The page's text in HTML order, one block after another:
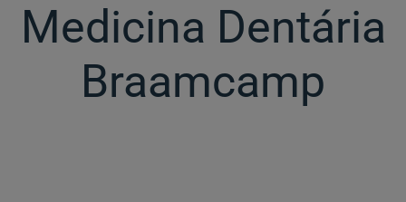
Medicina Dentária
Braamcamp